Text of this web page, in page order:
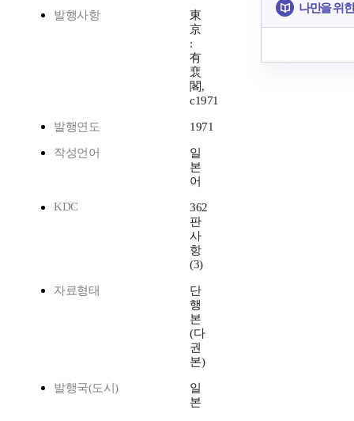
발행사항
東
京
:
有
裵
閣,
c1971
발행연도 1971
작성언어
일
본
어
KDC
362
판
사
항
(3)
자료형태
단
행
본
(다
권
본)
발행국(도시)
일
본
나만을 위